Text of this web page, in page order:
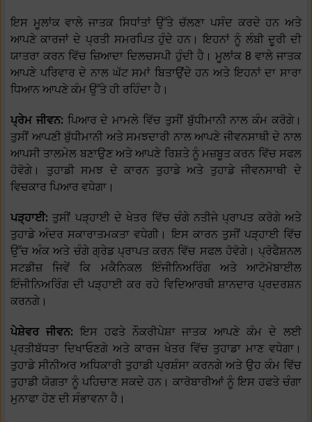
ਇਸ ਮੂਲਾਂਕ ਵਾਲੇ ਜਾਤਕ ਸਿਧਾਂਤਾਂ ਉੱਤੇ ਚੱਲਣਾ ਪਸੰਦ ਕਰਦੇ ਹਨ ਅਤੇ
ਆਪਣੇ ਕਾਰਜਾਂ ਦੇ ਪ੍ਰਤੀ ਸਮਰਪਿਤ ਹੁੰਦੇ ਹਨ। ਇਹਨਾਂ ਨੂੰ ਲੰਬੀ ਦੂਰੀ ਦੀ
ਯਾਤਰਾ ਕਰਨ ਵਿੱਚ ਜ਼ਿਆਦਾ ਦਿਲਚਸਪੀ ਹੁੰਦੀ ਹੈ। ਮੂਲਾਂਕ 8 ਵਾਲੇ ਜਾਤਕ
ਆਪਣੇ ਪਰਿਵਾਰ ਦੇ ਨਾਲ ਘੱਟ ਸਮਾਂ ਬਿਤਾਉਂਦੇ ਹਨ ਅਤੇ ਇਹਨਾਂ ਦਾ ਸਾਰਾ
ਧਿਆਨ ਆਪਣੇ ਕੰਮ ਉੱਤੇ ਹੀ ਰਹਿੰਦਾ ਹੈ।
ਪ੍ਰੇਮ ਜੀਵਨ: ਪਿਆਰ ਦੇ ਮਾਮਲੇ ਵਿੱਚ ਤੁਸੀਂ ਬੁੱਧੀਮਾਨੀ ਨਾਲ ਕੰਮ ਕਰੋਗੇ।
ਤੁਸੀਂ ਆਪਣੀ ਬੁੱਧੀਮਾਨੀ ਅਤੇ ਸਮਝਦਾਰੀ ਨਾਲ ਆਪਣੇ ਜੀਵਨਸਾਥੀ ਦੇ ਨਾਲ
ਆਪਸੀ ਤਾਲਮੇਲ ਬਣਾਉਣ ਅਤੇ ਆਪਣੇ ਰਿਸ਼ਤੇ ਨੂੰ ਮਜ਼ਬੂਤ ਕਰਨ ਵਿੱਚ ਸਫਲ
ਹੋਵੋਗੇ। ਤੁਹਾਡੀ ਸਮਝ ਦੇ ਕਾਰਨ ਤੁਹਾਡੇ ਅਤੇ ਤੁਹਾਡੇ ਜੀਵਨਸਾਥੀ ਦੇ
ਵਿਚਕਾਰ ਪਿਆਰ ਵਧੇਗਾ।
ਪੜ੍ਹਾਈ:ਤੁਸੀਂ ਪੜ੍ਹਾਈ ਦੇ ਖੇਤਰ ਵਿੱਚ ਚੰਗੇ ਨਤੀਜੇ ਪ੍ਰਾਪਤ ਕਰੋਗੇ ਅਤੇ
ਤੁਹਾਡੇ ਅੰਦਰ ਸਕਾਰਾਤਮਕਤਾ ਵਧੇਗੀ। ਇਸ ਕਾਰਨ ਤੁਸੀਂ ਪੜ੍ਹਾਈ ਵਿੱਚ
ਉੱਚ ਅੰਕ ਅਤੇ ਚੰਗੇ ਗ੍ਰੇਡ ਪ੍ਰਾਪਤ ਕਰਨ ਵਿੱਚ ਸਫਲ ਹੋਵੋਗੇ। ਪ੍ਰੋਫੈਸ਼ਨਲ
ਸਟਡੀਜ਼ ਜਿਵੇਂ ਕਿ ਮਕੈਨਿਕਲ ਇੰਜੀਨਿਅਰਿੰਗ ਅਤੇ ਆਟੋਮੋਬਾਈਲ
ਇੰਜੀਨਿਅਰਿੰਗ ਦੀ ਪੜ੍ਹਾਈ ਕਰ ਰਹੇ ਵਿਦਿਆਰਥੀ ਸ਼ਾਨਦਾਰ ਪ੍ਰਦਰਸ਼ਨ
ਕਰਨਗੇ।
ਪੇਸ਼ੇਵਰ ਜੀਵਨ:ਇਸ ਹਫਤੇ ਨੌਕਰੀਪੇਸ਼ਾ ਜਾਤਕ ਆਪਣੇ ਕੰਮ ਦੇ ਲਈ
ਪ੍ਰਤੀਬੱਧਤਾ ਦਿਖਾਓਣਗੇ ਅਤੇ ਕਾਰਜ ਖੇਤਰ ਵਿੱਚ ਤੁਹਾਡਾ ਮਾਣ ਵਧੇਗਾ।
ਤੁਹਾਡੇ ਸੀਨੀਅਰ ਅਧਿਕਾਰੀ ਤੁਹਾਡੀ ਪ੍ਰਸ਼ੰਸਾ ਕਰਨਗੇ ਅਤੇ ਉਹ ਕੰਮ ਵਿੱਚ
ਤੁਹਾਡੀ ਯੋਗਤਾ ਨੂੰ ਪਹਿਚਾਣ ਸਕਦੇ ਹਨ। ਕਾਰੋਬਾਰੀਆਂ ਨੂੰ ਇਸ ਹਫਤੇ ਚੰਗਾ
ਮੁਨਾਫਾ ਹੋਣ ਦੀ ਸੰਭਾਵਨਾ ਹੈ।